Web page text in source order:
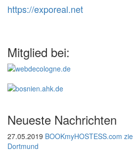
https://exporeal.net
Mitglied bei:
Neueste Nachrichten
27.05.2019 BOOKmyHOSTESS.com
Dortmund